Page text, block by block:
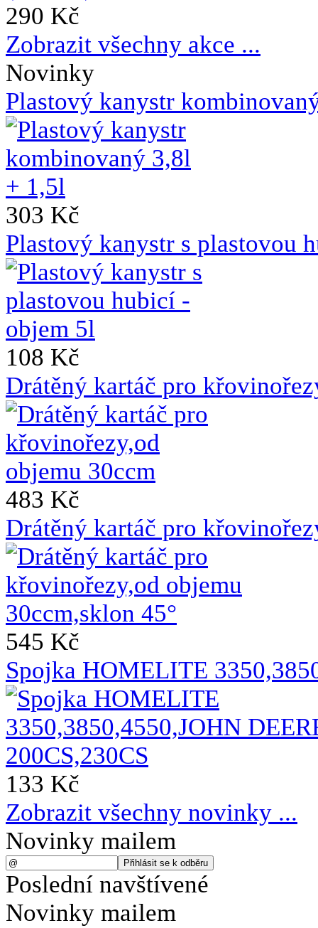
290 Kč
Zobrazit všechny akce ...
Novinky
Plastový kanystr
303 Kč
Plastový kanystr s plastovou
108 Kč
Drátěný kartáč pro
483 Kč
Drátěný kartáč pro
545 Kč
Spojka HOMELITE
133 Kč
Zobrazit všechny novinky ...
Novinky mailem
Poslední navštívené
Novinky mailem